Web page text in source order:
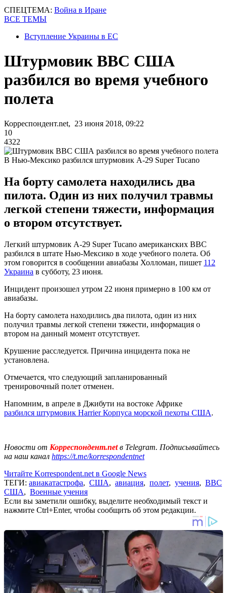
СПЕЦТЕМА: Война в Иране
ВСЕ ТЕМЫ
Вступление Украины в ЕС
Штурмовик ВВС США
разбился во время учебного
полета
Корреспондент.net, 23 июня 2018, 09:22
10
4322
В Нью-Мексико разбился штурмовик A-29 Super Tucano
На борту самолета находились два
пилота. Один из них получил травмы
легкой степени тяжести, информация
о втором отсутствует.
Легкий штурмовик A-29 Super Tucano американских ВВС
разбился в штате Нью-Мексико в ходе учебного полета. Об
этом говорится в сообщении авиабазы Холломан, пишет 112
Украина в субботу, 23 июня.
Инцидент произошел утром 22 июня примерно в 100 км от
авиабазы.
На борту самолета находились два пилота, один из них
получил травмы легкой степени тяжести, информация о
втором на данный момент отсутствует.
Крушение расследуется. Причина инцидента пока не
установлена.
Отмечается, что следующий запланированный
тренировочный полет отменен.
Напомним, в апреле в Джибути на востоке Африке
разбился штурмовик Harrier Корпуса морской пехоты США.
Новости от Корреспондент.netв Telegram. Подписывайтесь
на наш канал https://t.me/korrespondentnet
Читайте Korrespondent.net в Google News
ТЕГИ: авиакатастрофа, США, авиация, полет, учения, ВВС
США, Военные учения
Если вы заметили ошибку, выделите необходимый текст и
нажмите Ctrl+Enter, чтобы сообщить об этом редакции.